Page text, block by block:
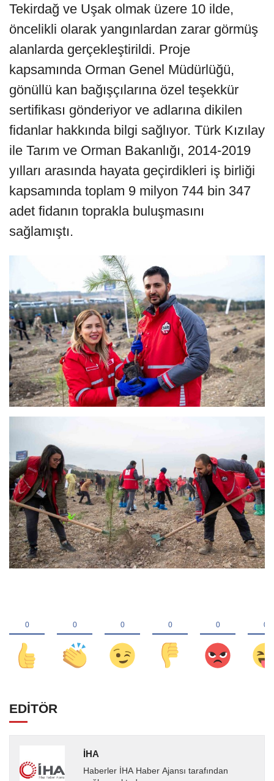
Tekirdağ ve Uşak olmak üzere 10 ilde,
öncelikli olarak yangınlardan zarar görmüş
alanlarda gerçekleştirildi. Proje
kapsamında Orman Genel Müdürlüğü,
gönüllü kan bağışçılarına özel teşekkür
sertifikası gönderiyor ve adlarına dikilen
fidanlar hakkında bilgi sağlıyor. Türk Kızılay
ile Tarım ve Orman Bakanlığı, 2014-2019
yılları arasında hayata geçirdikleri iş birliği
kapsamında toplam 9 milyon 744 bin 347
adet fidanın toprakla buluşmasını
sağlamıştı.
EDİTÖR
İHA
Haberler İHA Haber Ajansı tarafından